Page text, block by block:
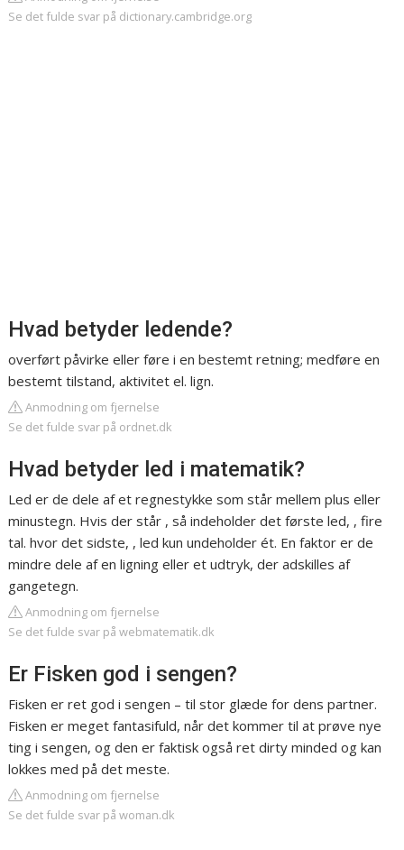
Se det fulde svar på dictionary.cambridge.org
Hvad betyder ledende?
overført påvirke eller føre i en bestemt retning; medføre en
bestemt tilstand, aktivitet el. lign.
Anmodning om fjernelse
Se det fulde svar på ordnet.dk
Hvad betyder led i matematik?
Led er de dele af et regnestykke som står mellem plus eller
minustegn. Hvis der står , så indeholder det første led, , fire
tal. hvor det sidste, , led kun undeholder ét. En faktor er de
mindre dele af en ligning eller et udtryk, der adskilles af
gangetegn.
Anmodning om fjernelse
Se det fulde svar på webmatematik.dk
Er Fisken god i sengen?
Fisken er ret god i sengen – til stor glæde for dens partner.
Fisken er meget fantasifuld, når det kommer til at prøve nye
ting i sengen, og den er faktisk også ret dirty minded og kan
lokkes med på det meste.
Anmodning om fjernelse
Se det fulde svar på woman.dk